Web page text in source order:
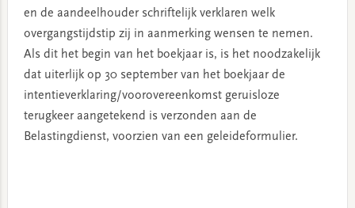
en de aandeelhouder schriftelijk verklaren welk
overgangstijdstip zij in aanmerking wensen te nemen.
Als dit het begin van het boekjaar is, is het noodzakelijk
dat uiterlijk op 30 september van het boekjaar de
intentieverklaring/voorovereenkomst geruisloze
terugkeer aangetekend is verzonden aan de
Belastingdienst, voorzien van een geleideformulier.